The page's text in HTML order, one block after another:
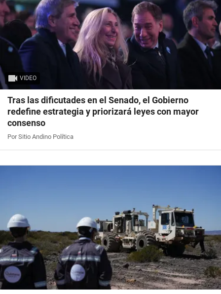
VIDEO
Tras las dificutades en el Senado, el Gobierno
redefine estrategia y priorizará leyes con mayor
consenso
Por Sitio Andino Política